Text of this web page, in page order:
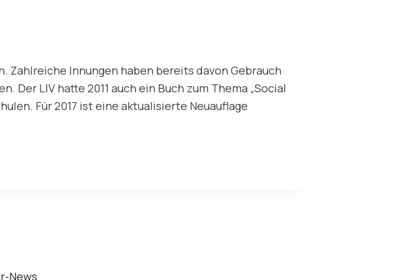
Zahlreiche Innungen haben bereits davon Gebrauch
LIV hatte 2011 auch ein Buch zum Thema „Social
Für 2017 ist eine aktualisierte Neuauflage
News